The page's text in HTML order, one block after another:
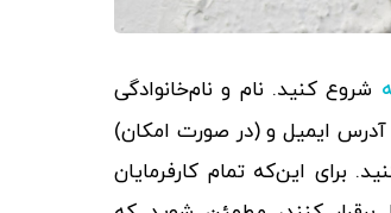
شروع کنید. نام و نام‌خانوادگی
ایمیل و (در صورت امکان)
برای این‌که تمام کارفرمایان